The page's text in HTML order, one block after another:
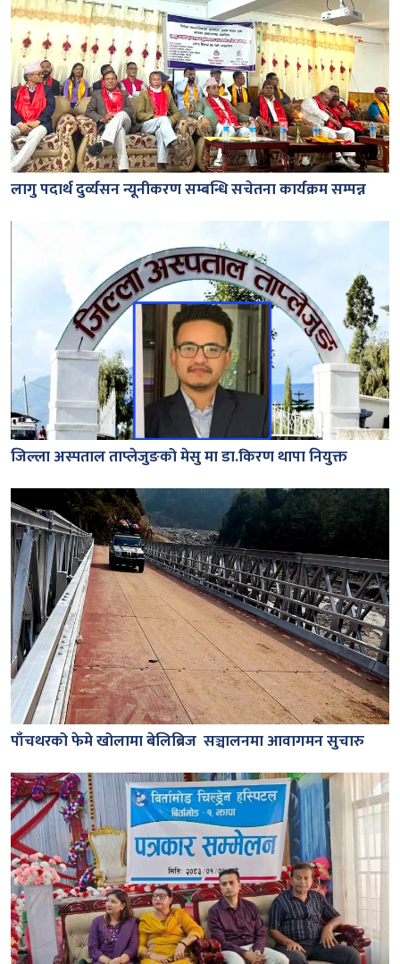
लागु पदार्थ दुर्व्यसन न्यूनीकरण सम्बन्धि सचेतना कार्यक्रम सम्पन्न
जिल्ला अस्पताल ताप्लेजुङको मेसु मा डा.किरण थापा नियुक्त
पाँचथरको फेमे खोलामा बेलिब्रिज सञ्चालनमा आवागमन सुचारु